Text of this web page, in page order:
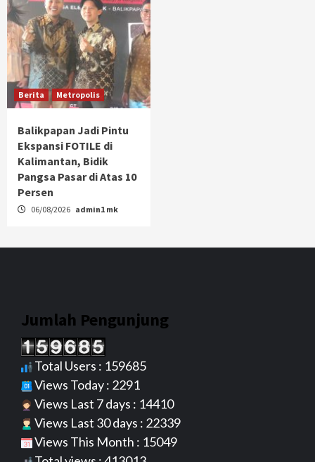
Berita Metropolis
Balikpapan Jadi Pintu
Ekspansi FOTILE di
Kalimantan, Bidik
Pangsa Pasar di Atas 10
Persen
06/08/2026 admin1 mk
Jumlah Pengunjung
Total Users : 159685
Views Today : 2291
Views Last 7 days : 14410
Views Last 30 days : 22339
Views This Month : 15049